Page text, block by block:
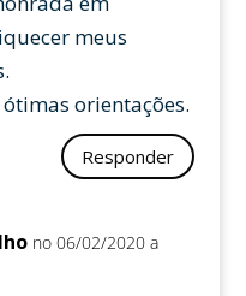
meus
orientações.
Responder
no 06/02/2020 a